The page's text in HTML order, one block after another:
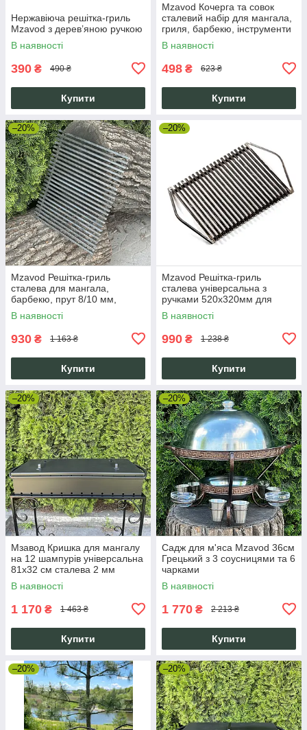
Нержавіюча решітка-гриль
Mzavod з дерев’яною ручкою
В наявності
390 ₴ 490 ₴
Купити
Mzavod Кочерга та совок
сталевий набір для мангала,
гриля, барбекю, інструменти
для вугілля та золи
В наявності
498 ₴ 623 ₴
Купити
–20%
Mzavod Решітка-гриль
сталева для мангала,
барбекю, прут 8/10 мм,
308х338 мм, міцна, з
гарантією 10 років
В наявності
930 ₴ 1 163 ₴
Купити
–20%
Mzavod Решітка-гриль
сталева універсальна з
ручками 520х320мм для
мангала барбекю
В наявності
990 ₴ 1 238 ₴
Купити
–20%
Мзавод Кришка для мангалу
на 12 шампурів універсальна
81х32 см сталева 2 мм
термостійка з ручками
В наявності
1 170 ₴ 1 463 ₴
Купити
–20%
Садж для м'яса Mzavod 36см
Грецький з 3 соусницями та 6
чарками
В наявності
1 770 ₴ 2 213 ₴
Купити
–20% –20%